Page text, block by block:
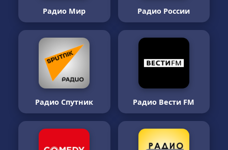
Радио Мир Радио России
Радио Спутник Радио Вести FM